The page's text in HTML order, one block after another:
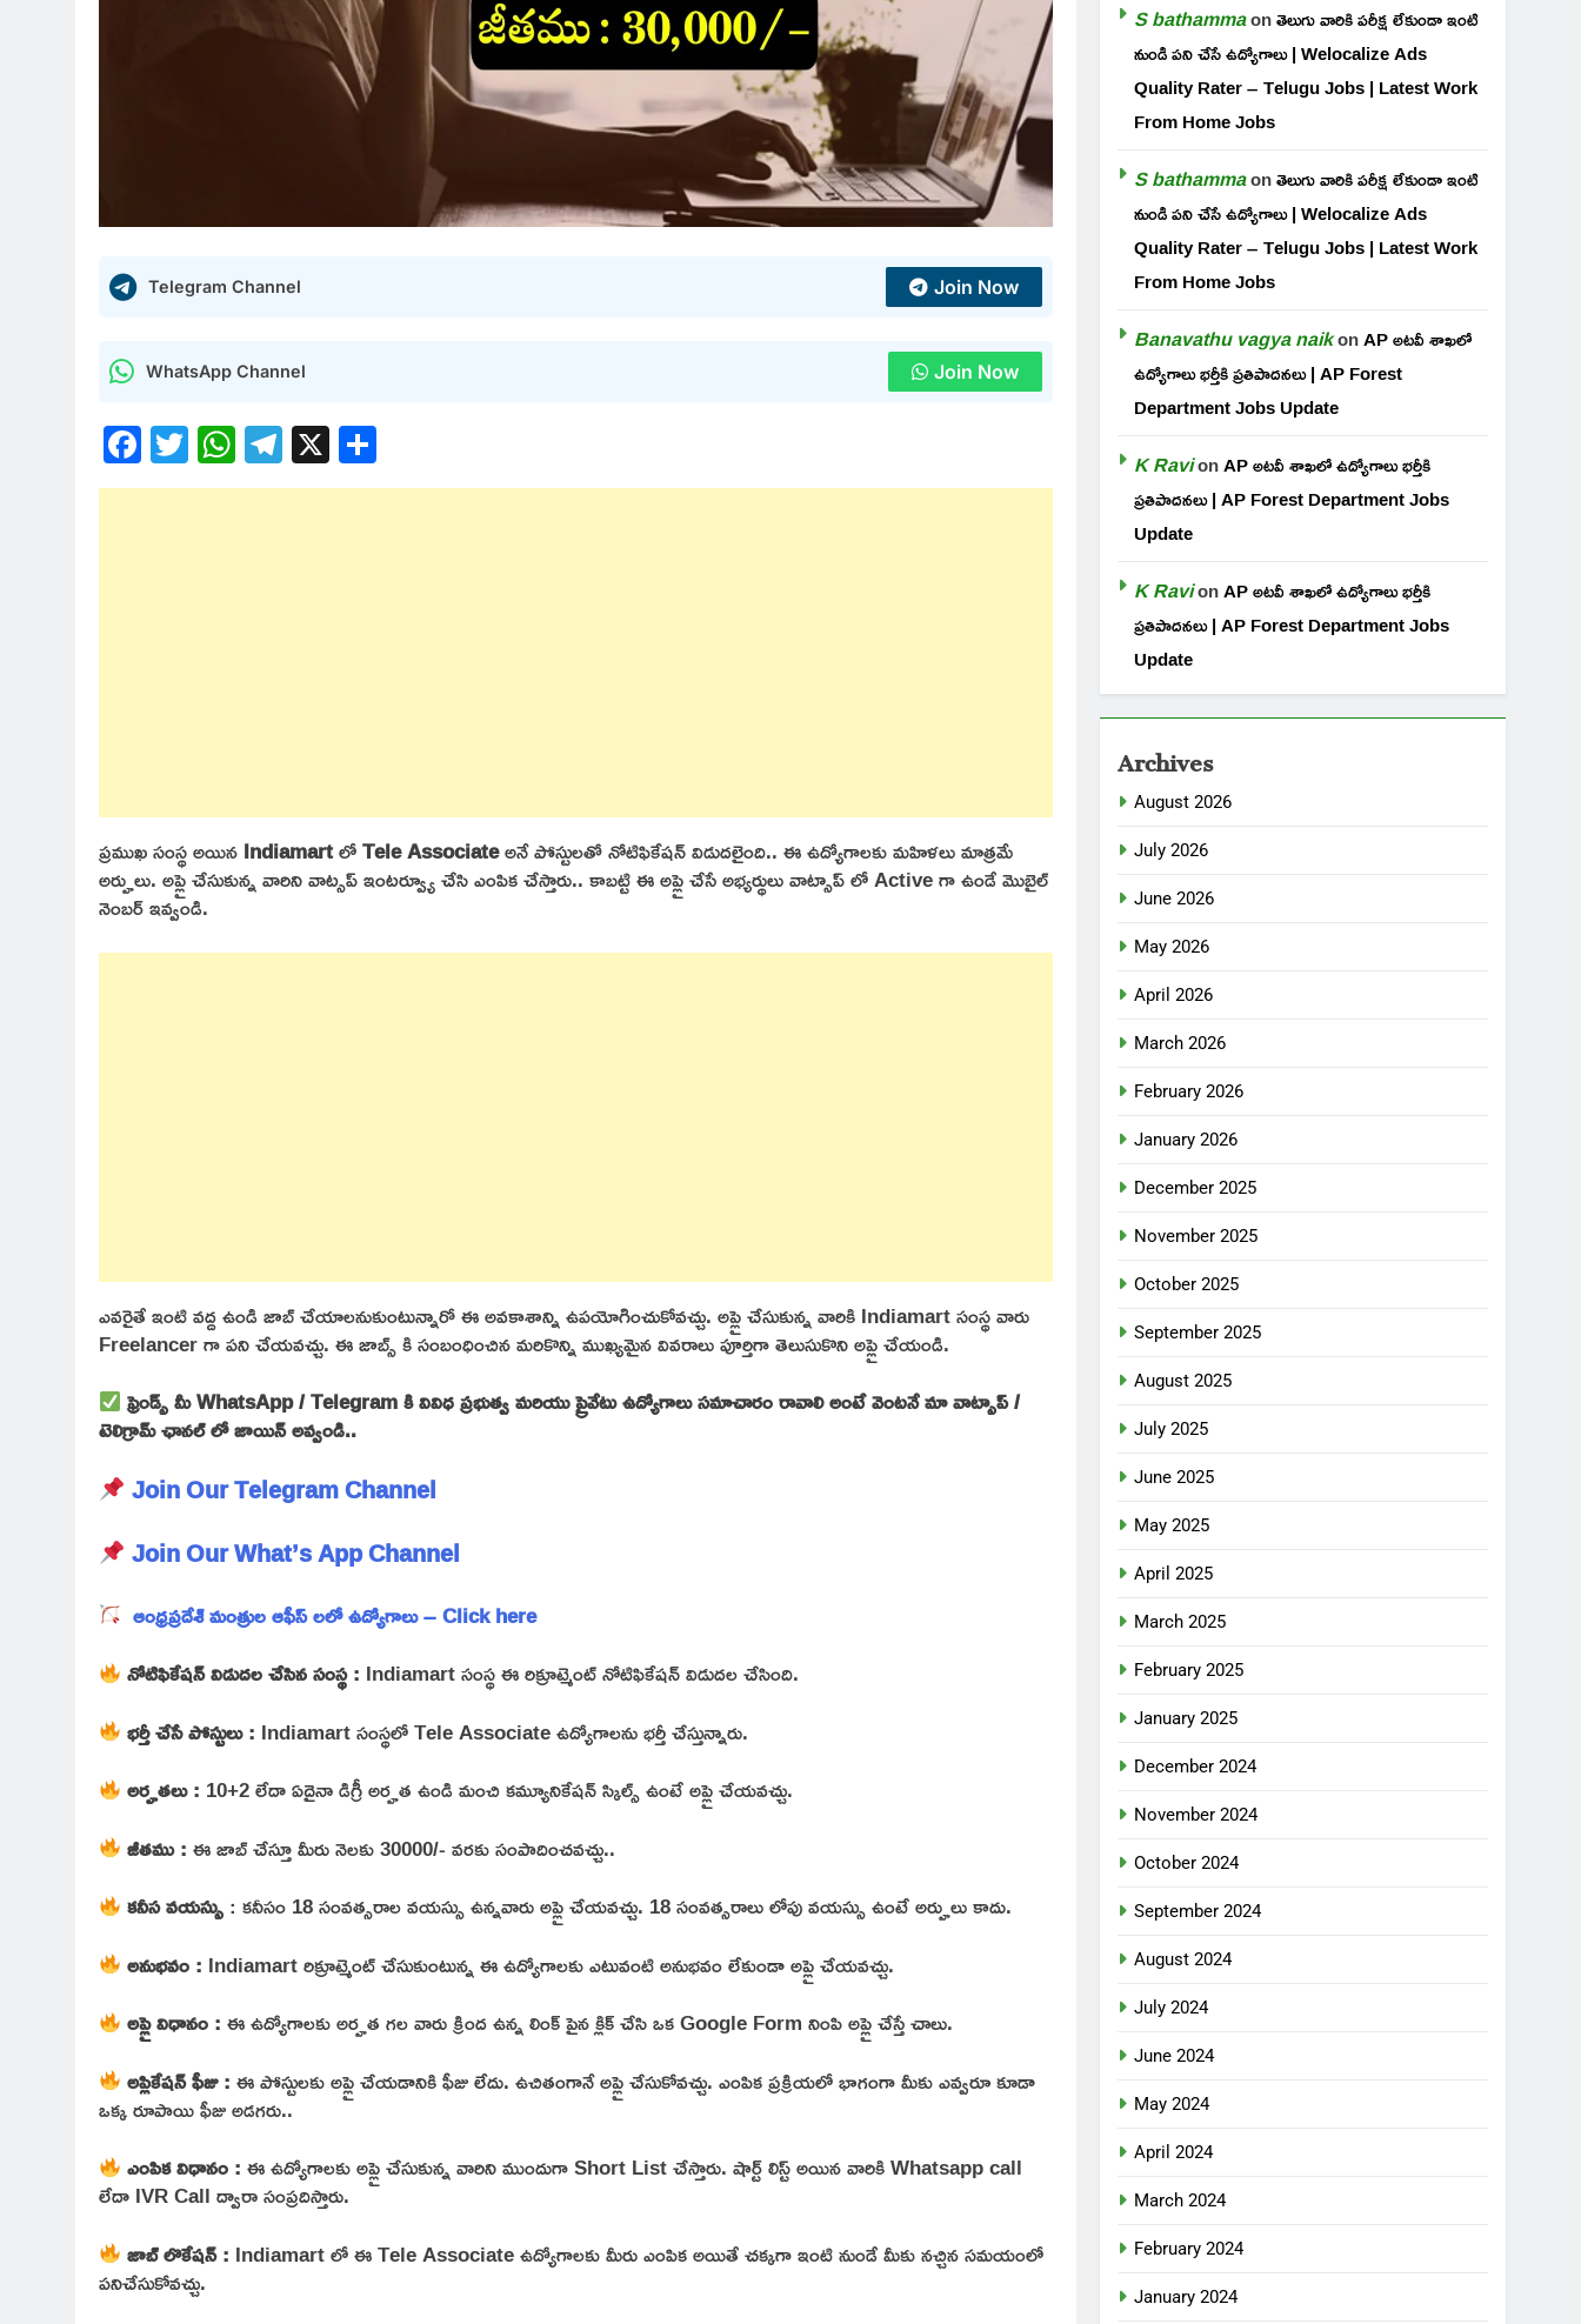
Telegram Channel Join Now
WhatsApp Channel Join Now
Facebook
Twitter
WhatsApp
Telegram
X
ప్రముఖ సంస్థ అయినIndiamartలోTele Associateఅనే పోస్టులతో నోటిఫికేషన్ విడుదలైంది.. ఈ ఉద్యోగాలకు మహిళలు మాత్రమే
అర్హులు. అప్లై చేసుకున్న వారిని వాట్సప్ ఇంటర్వ్యూ చేసి ఎంపిక చేస్తారు.. కాబట్టి ఈ అప్లై చేసే అభ్యర్థులు వాట్సాప్ లో Active గా ఉండే మొబైల్
నెంబర్ ఇవ్వండి.
ఎవరైతే ఇంటి వద్ద ఉండి జాబ్ చేయాలనుకుంటున్నారో ఈ అవకాశాన్ని ఉపయోగించుకోవచ్చు. అప్లై చేసుకున్న వారికి Indiamart సంస్థ వారు
Freelancer గా పని చేయవచ్చు. ఈ జాబ్స్ కి సంబంధించిన మరికొన్ని ముఖ్యమైన వివరాలు పూర్తిగా తెలుసుకొని అప్లై చేయండి.
ఫ్రెండ్స్ మీ WhatsApp / Telegram కి వివిధ ప్రభుత్వ మరియు ప్రైవేటు ఉద్యోగాలు సమాచారం రావాలి అంటే వెంటనే మా వాట్సాప్ /
టెలిగ్రామ్ ఛానల్ లో జాయిన్ అవ్వండి..
Join Our Telegram Channel
Join Our What’s App Channel
ఆంధ్రప్రదేశ్ మంత్రుల ఆఫీస్ లలో ఉద్యోగాలు – Click here
నోటిఫికేషన్ విడుదల చేసిన సంస్థ : Indiamart సంస్థ ఈ రిక్రూట్మెంట్ నోటిఫికేషన్ విడుదల చేసింది.
భర్తీ చేసే పోస్టులు : Indiamart సంస్థలో Tele Associate ఉద్యోగాలను భర్తీ చేస్తున్నారు.
అర్హతలు : 10+2 లేదా ఏదైనా డిగ్రీ అర్హత ఉండి మంచి కమ్యూనికేషన్ స్కిల్స్ ఉంటే అప్లై చేయవచ్చు.
జీతము :ఈ జాబ్ చేస్తూ మీరు నెలకు 30000/- వరకు సంపాదించవచ్చు..
కనీస వయస్సు: కనీసం 18 సంవత్సరాల వయస్సు ఉన్నవారు అప్లై చేయవచ్చు. 18 సంవత్సరాలు లోపు వయస్సు ఉంటే అర్హులు కాదు.
అనుభవం : Indiamart రిక్రూట్మెంట్ చేసుకుంటున్న ఈ ఉద్యోగాలకు ఎటువంటి అనుభవం లేకుండా అప్లై చేయవచ్చు.
అప్లై విధానం :ఈ ఉద్యోగాలకు అర్హత గల వారు క్రింద ఉన్న లింక్ పైన క్లిక్ చేసి ఒక Google Form నింపి అప్లై చేస్తే చాలు.
అప్లికేషన్ ఫీజు :ఈ పోస్టులకు అప్లై చేయడానికి ఫీజు లేదు. ఉచితంగానే అప్లై చేసుకోవచ్చు. ఎంపిక ప్రక్రియలో భాగంగా మీకు ఎవ్వరూ కూడా
ఒక్క రూపాయి ఫీజు అడగరు..
ఎంపిక విధానం :ఈ ఉద్యోగాలకు అప్లై చేసుకున్న వారిని ముందుగా Short List చేస్తారు. షార్ట్ లిస్ట్ అయిన వారికి Whatsapp call
లేదా IVR Call ద్వారా సంప్రదిస్తారు.
జాబ్ లొకేషన్ : Indiamart లో ఈ Tele Associate ఉద్యోగాలకు మీరు ఎంపిక అయితే చక్కగా ఇంటి నుండే మీకు నచ్చిన సమయంలో
పనిచేసుకోవచ్చు.
S bathammaonతెలుగు వారికి పరీక్ష లేకుండా ఇంటి
నుండి పని చేసే ఉద్యోగాలు | Welocalize Ads
Quality Rater – Telugu Jobs | Latest Work
From Home Jobs
S bathammaonతెలుగు వారికి పరీక్ష లేకుండా ఇంటి
నుండి పని చేసే ఉద్యోగాలు | Welocalize Ads
Quality Rater – Telugu Jobs | Latest Work
From Home Jobs
Banavathu vagya naikonAP అటవీ శాఖలో
ఉద్యోగాలు భర్తీకి ప్రతిపాదనలు | AP Forest
Department Jobs Update
K RavionAP అటవీ శాఖలో ఉద్యోగాలు భర్తీకి
ప్రతిపాదనలు | AP Forest Department Jobs
Update
K RavionAP అటవీ శాఖలో ఉద్యోగాలు భర్తీకి
ప్రతిపాదనలు | AP Forest Department Jobs
Update
Archives
August 2026
July 2026
June 2026
May 2026
April 2026
March 2026
February 2026
January 2026
December 2025
November 2025
October 2025
September 2025
August 2025
July 2025
June 2025
May 2025
April 2025
March 2025
February 2025
January 2025
December 2024
November 2024
October 2024
September 2024
August 2024
July 2024
June 2024
May 2024
April 2024
March 2024
February 2024
January 2024